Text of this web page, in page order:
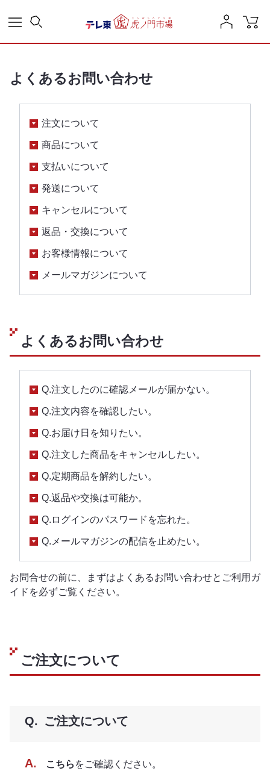
よくあるお問い合わせ
注文について
商品について
支払いについて
発送について
キャンセルについて
返品・交換について
お客様情報について
メールマガジンについて
よくあるお問い合わせ
Q.注文したのに確認メールが届かない。
Q.注文内容を確認したい。
Q.お届け日を知りたい。
Q.注文した商品をキャンセルしたい。
Q.定期商品を解約したい。
Q.返品や交換は可能か。
Q.ログインのパスワードを忘れた。
Q.メールマガジンの配信を止めたい。
お問合せの前に、まずはよくあるお問い合わせとご利用ガ
イドを必ずご覧ください。
ご注文について
ご注文について
こちら をご確認ください。